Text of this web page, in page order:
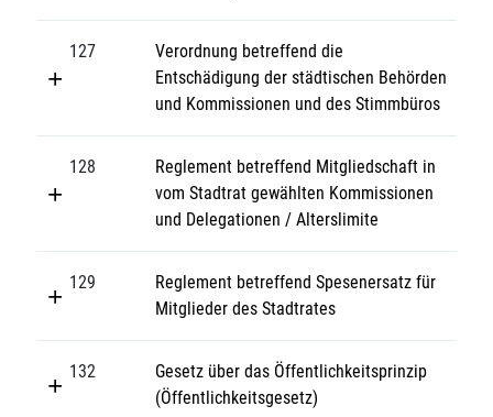
127
Verordnung betreffend die
Entschädigung der städtischen Behörden
und Kommissionen und des Stimmbüros
128
Reglement betreffend Mitgliedschaft in
vom Stadtrat gewählten Kommissionen
und Delegationen / Alterslimite
129
Reglement betreffend Spesenersatz für
Mitglieder des Stadtrates
132
Gesetz über das Öffentlichkeitsprinzip
(Öffentlichkeitsgesetz)